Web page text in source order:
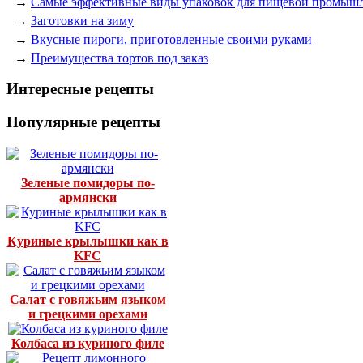
→ Заготовки на зиму
→ Вкусные пироги, приготовленные своими руками
→ Преимущества тортов под заказ
Интересные рецепты
Популярные рецепты
Зеленые помидоры по-
армянски
Куриные крылышки как в
KFC
Салат с говяжьим языком
и грецкими орехами
Колбаса из куриного филе